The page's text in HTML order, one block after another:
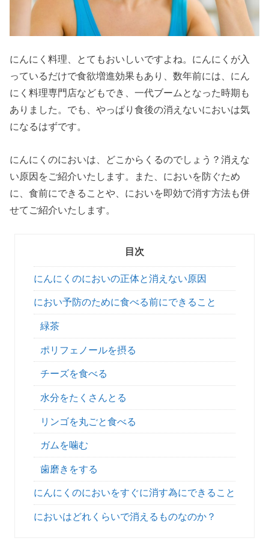
にんにく料理、とてもおいしいですよね。にんにくが入
っているだけで食欲増進効果もあり、数年前には、にん
にく料理専門店などもでき、一代ブームとなった時期も
ありました。でも、やっぱり食後の消えないにおいは気
になるはずです。
にんにくのにおいは、どこからくるのでしょう？消えな
い原因をご紹介いたします。また、においを防ぐため
に、食前にできることや、においを即効で消す方法も併
せてご紹介いたします。
目次
にんにくのにおいの正体と消えない原因
におい予防のために食べる前にできること
緑茶
ポリフェノールを摂る
チーズを食べる
水分をたくさんとる
リンゴを丸ごと食べる
ガムを噛む
歯磨きをする
にんにくのにおいをすぐに消す為にできること
においはどれくらいで消えるものなのか？